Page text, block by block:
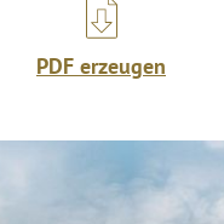
PDF erzeugen